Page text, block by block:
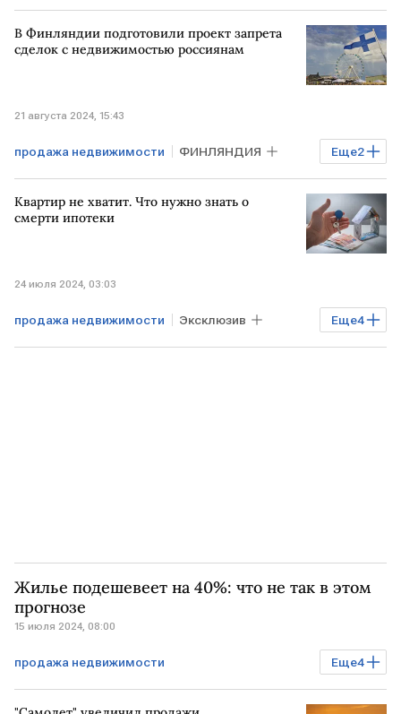
Мнения аналитиков Недвижимость
аренда недвижимости
В Финляндии подготовили проект запрета
сделок с недвижимостью россиянам
21 августа 2024, 15:43
Еще2
продажа недвижимости ФИНЛЯНДИЯ
Недвижимость РОССИЯ
Квартир не хватит. Что нужно знать о
смерти ипотеки
24 июля 2024, 03:03
Еще4
продажа недвижимости Эксклюзив
ипотека льготная ипотека
Жилье подешевеет на 40%: что не так в этом
прогнозе
15 июля 2024, 08:00
Еще4
продажа недвижимости
Мнения аналитиков Недвижимость